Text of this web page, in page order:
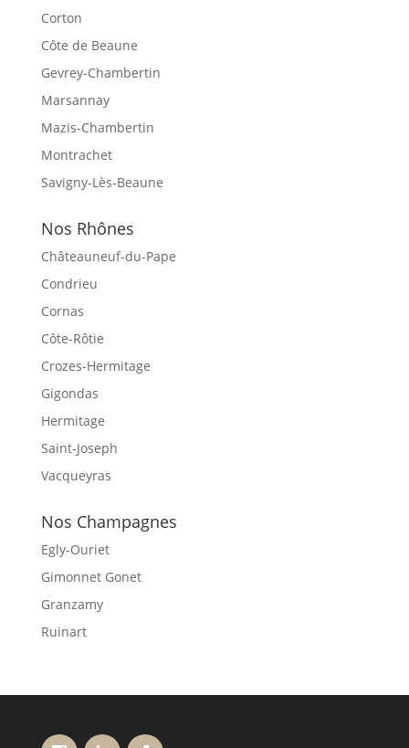
Corton
Côte de Beaune
Gevrey-Chambertin
Marsannay
Mazis-Chambertin
Montrachet
Savigny-Lès-Beaune
Nos Rhônes
Châteauneuf-du-Pape
Condrieu
Cornas
Côte-Rôtie
Crozes-Hermitage
Gigondas
Hermitage
Saint-Joseph
Vacqueyras
Nos Champagnes
Egly-Ouriet
Gimonnet Gonet
Granzamy
Ruinart